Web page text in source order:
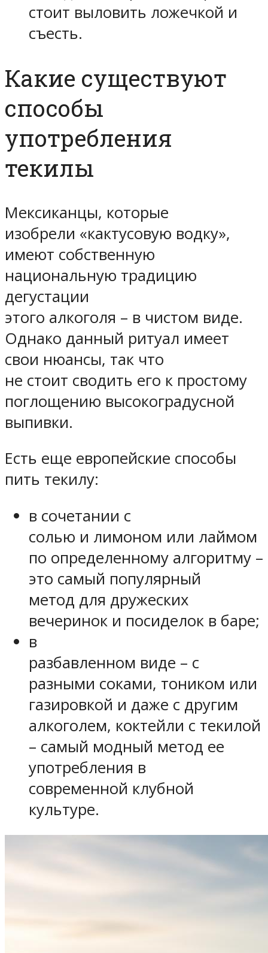
стоит выловить ложечкой и
съесть.
Какие существуют
способы
употребления
текилы
Мексиканцы, которые
изобрели «кактусовую водку»,
имеют собственную
национальную традицию
дегустации
этого алкоголя – в чистом виде.
Однако данный ритуал имеет
свои нюансы, так что
не стоит сводить его к простому
поглощению высокоградусной
выпивки.
Есть еще европейские способы
пить текилу:
в сочетании с
солью и лимоном или лаймом
по определенному алгоритму –
это самый популярный
метод для дружеских
вечеринок и посиделок в баре;
в
разбавленном виде – с
разными соками, тоником или
газировкой и даже с другим
алкоголем, коктейли с текилой
– самый модный метод ее
употребления в
современной клубной
культуре.